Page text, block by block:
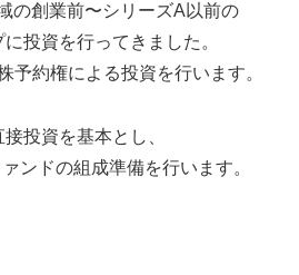
の創業前〜シリーズA以前の
投資を行ってきました。
予約権による投資を行います。
投資を基本とし、
ンドの組成準備を行います。